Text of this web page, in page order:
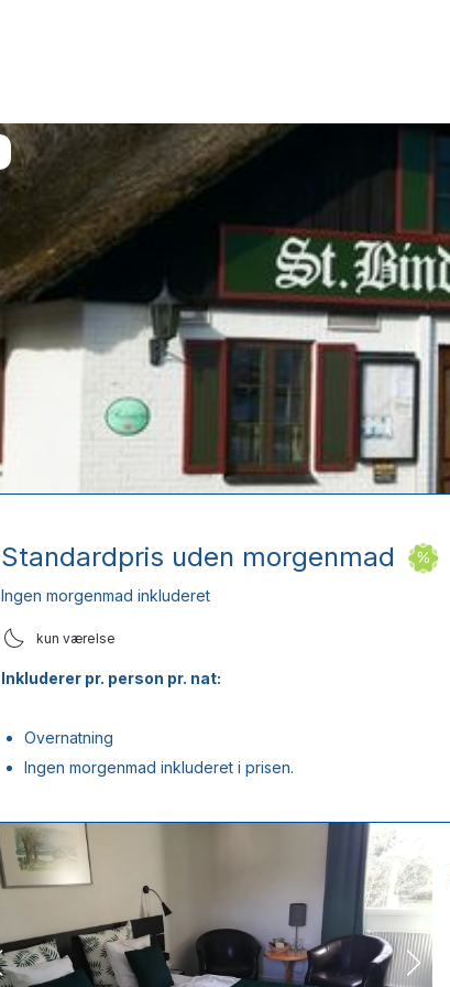
Standardpris uden morgenmad
Ingen morgenmad inkluderet
kun værelse
Inkluderer pr. person pr. nat:
Overnatning
Ingen morgenmad inkluderet i prisen.